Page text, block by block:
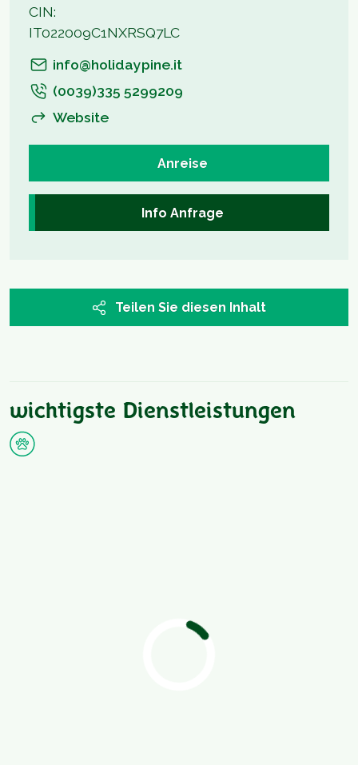
wichtigste Dienstleistungen
CIN:
IT022009C1NXRSQ7LC
info@holidaypine.it
(0039)335 5299209
Website
Anreise
Info Anfrage
Teilen Sie diesen Inhalt